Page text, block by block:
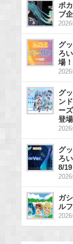
ボ
ブ
グ
ろ
場
グ
ン
ー
登
グ
ろ
8/
ガ
ル